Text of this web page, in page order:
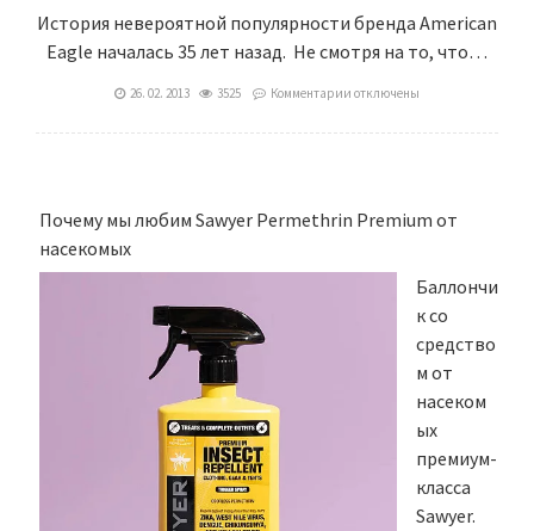
История невероятной популярности бренда American
Eagle началась 35 лет назад. Не смотря на то, что…
26. 02. 2013 3525 Комментарии отключены
Почему мы любим Sawyer Permethrin Premium от
насекомых
Баллончи
к со
средство
м от
насеком
ых
премиум-
класса
Sawyer.